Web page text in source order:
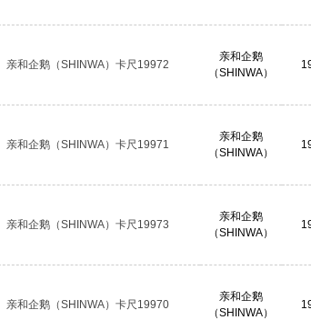
亲和企鹅（SHINWA）卡尺19972
亲和企鹅
（SHINWA）
亲和企鹅（SHINWA）卡尺19971
亲和企鹅
（SHINWA）
亲和企鹅（SHINWA）卡尺19973
亲和企鹅
（SHINWA）
亲和企鹅（SHINWA）卡尺19970
亲和企鹅
（SHINWA）